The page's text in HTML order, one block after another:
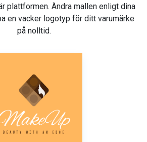
plattformen. Ändra mallen enligt dina
en vacker logotyp för ditt varumärke
på nolltid.